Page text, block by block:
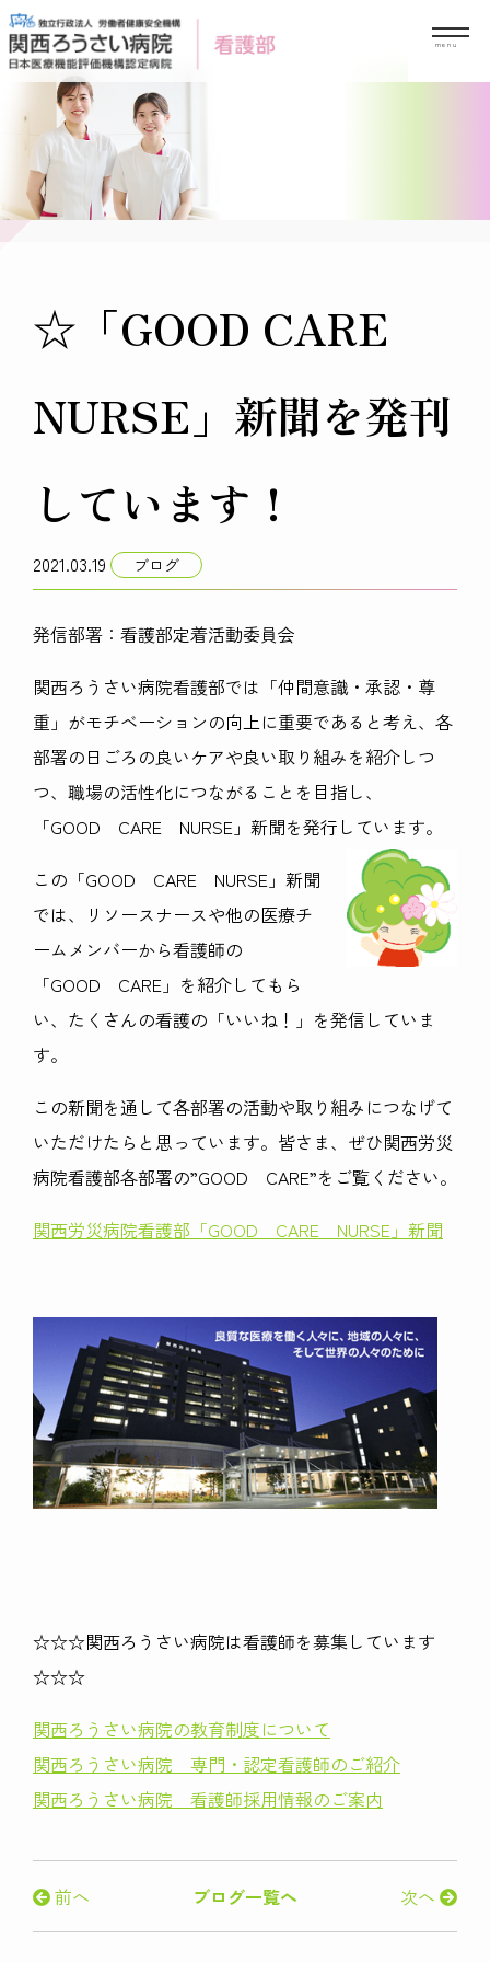
Skip
to
content
☆「GOOD CARE
NURSE」新聞を発刊
しています！
2021.03.19 ブログ
発信部署：看護部定着活動委員会
関西ろうさい病院看護部では「仲間意識・承認・尊
重」がモチベーションの向上に重要であると考え、各
部署の日ごろの良いケアや良い取り組みを紹介しつ
つ、職場の活性化につながることを目指し、
「GOOD CARE NURSE」新聞を発行しています。
この「GOOD CARE NURSE」新聞
では、リソースナースや他の医療チ
ームメンバーから看護師の
「GOOD CARE」を紹介してもら
い、たくさんの看護の「いいね！」を発信していま
す。
この新聞を通して各部署の活動や取り組みにつなげて
いただけたらと思っています。皆さま、ぜひ関西労災
病院看護部各部署の”GOOD CARE”をご覧ください。
関西労災病院看護部「GOOD CARE NURSE」新聞
☆☆☆関西ろうさい病院は看護師を募集しています
☆☆☆
関西ろうさい病院の教育制度について
関西ろうさい病院 専門・認定看護師のご紹介
関西ろうさい病院 看護師採用情報のご案内
前へ 次へ
ブログ一覧へ